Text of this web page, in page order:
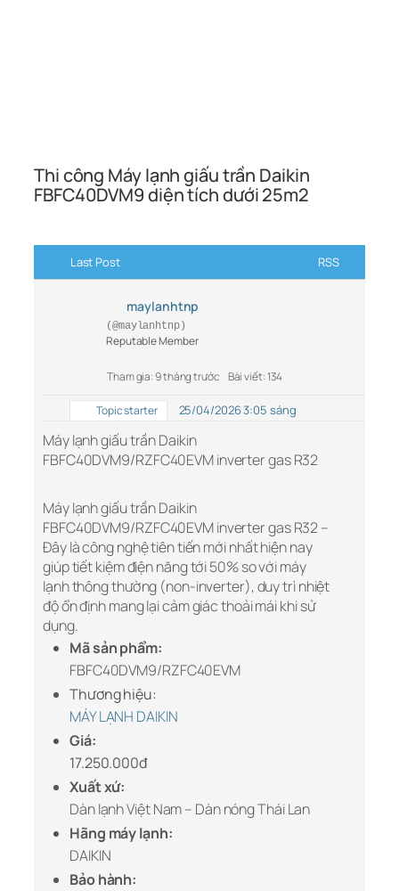
Thi công Máy lạnh giấu trần Daikin
FBFC40DVM9 diện tích dưới 25m2
Last Post RSS
maylanhtnp
(@maylanhtnp)
Reputable Member
Tham gia: 9 tháng trước Bài viết: 134
Topic starter 25/04/2026 3:05 sáng
Máy lạnh giấu trần Daikin
FBFC40DVM9/RZFC40EVM inverter gas R32
Máy lạnh giấu trần Daikin
FBFC40DVM9/RZFC40EVM inverter gas R32 –
Đây là công nghệ tiên tiến mới nhất hiện nay
giúp tiết kiệm điện năng tới 50% so với máy
lạnh thông thường (non-inverter), duy trì nhiệt
độ ổn định mang lại cảm giác thoải mái khi sử
dụng.
Mã sản phẩm:
FBFC40DVM9/RZFC40EVM
Thương hiệu:
MÁY LẠNH DAIKIN
Giá:
17.250.000đ
Xuất xứ:
Dàn lạnh Việt Nam – Dàn nóng Thái Lan
Hãng máy lạnh:
DAIKIN
Bảo hành: